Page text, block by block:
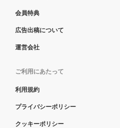
会員特典
広告出稿について
運営会社
ご利用にあたって
利用規約
プライバシーポリシー
クッキーポリシー